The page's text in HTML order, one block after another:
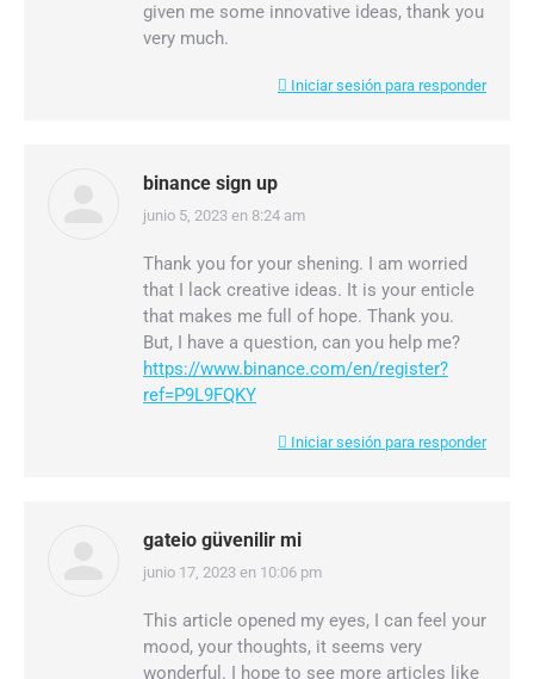
given me some innovative ideas, thank you
very much.
Iniciar sesión para responder
binance sign up
dice:
junio 5, 2023 en 8:24 am
Thank you for your shening. I am worried
that I lack creative ideas. It is your enticle
that makes me full of hope. Thank you.
But, I have a question, can you help me?
https://www.binance.com/en/register?
ref=P9L9FQKY
Iniciar sesión para responder
gateio güvenilir mi
dice:
junio 17, 2023 en 10:06 pm
This article opened my eyes, I can feel your
mood, your thoughts, it seems very
wonderful. I hope to see more articles like